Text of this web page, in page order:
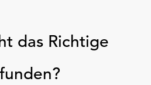
das Richtige